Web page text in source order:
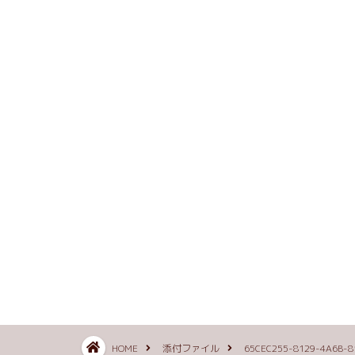
HOME 添付ファイル 65CEC255-8129-4A6B-